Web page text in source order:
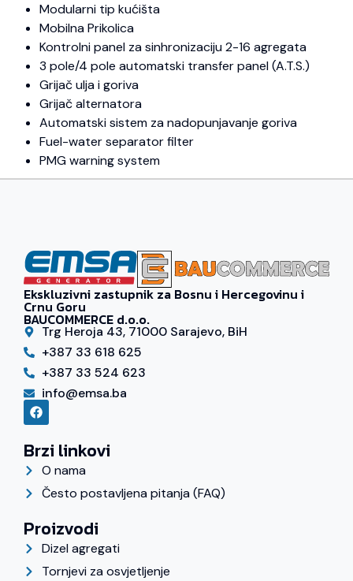
Modularni tip kućišta
Mobilna Prikolica
Kontrolni panel za sinhronizaciju 2-16 agregata
3 pole/4 pole automatski transfer panel (A.T.S.)
Grijač ulja i goriva
Grijač alternatora
Automatski sistem za nadopunjavanje goriva
Fuel-water separator filter
PMG warning system
Ekskluzivni zastupnik za Bosnu i Hercegovinu i
Crnu Goru
BAUCOMMERCE d.o.o.
Trg Heroja 43, 71000 Sarajevo, BiH
+387 33 618 625
+387 33 524 623
info@emsa.ba
Brzi linkovi
O nama
Često postavljena pitanja (FAQ)
Proizvodi
Dizel agregati
Tornjevi za osvjetljenje